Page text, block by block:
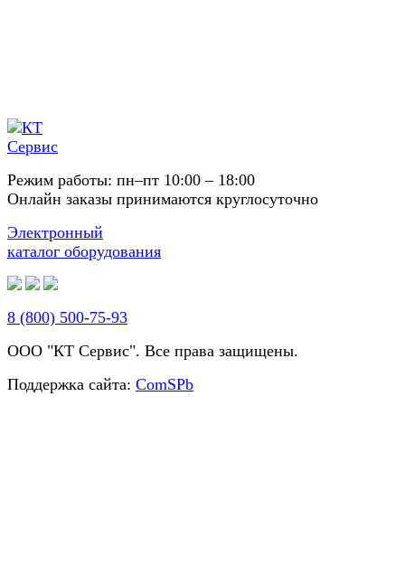
Режим работы: пн–пт 10:00 – 18:00
Онлайн заказы принимаются круглосуточно
Электронный
каталог оборудования
8 (800) 500-75-93
ООО "КТ Сервис". Все права защищены.
Поддержка сайта: ComSPb